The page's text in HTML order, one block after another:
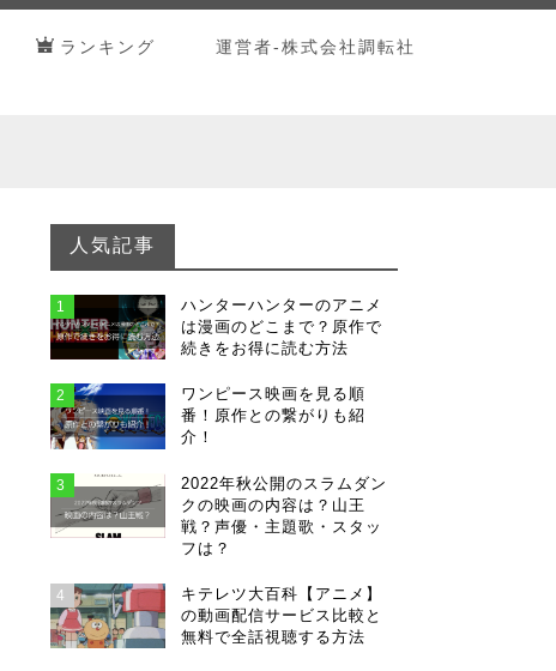
ランキング 運営者-株式会社調転社
人気記事
1
ハンターハンターのアニメ
は漫画のどこまで？原作で
続きをお得に読む方法
2
ワンピース映画を見る順
番！原作との繋がりも紹
介！
3
2022年秋公開のスラムダン
クの映画の内容は？山王
戦？声優・主題歌・スタッ
フは？
4
キテレツ大百科【アニメ】
の動画配信サービス比較と
無料で全話視聴する方法